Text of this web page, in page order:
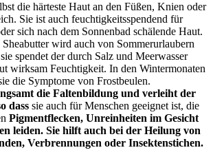
die härteste Haut an den Füßen, Knien oder
Sie ist auch feuchtigkeitsspendend für
sich nach dem Sonnenbad schälende Haut.
wird auch von Sommerurlaubern
spendet der durch Salz und Meerwasser
wirksam Feuchtigkeit. In den Wintermonaten
die Symptome von Frostbeulen.
die Faltenbildung und verleiht der
dass sie auch für Menschen geeignet ist, die
Pigmentflecken, Unreinheiten im Gesicht
leiden. Sie hilft auch bei der Heilung von
Verbrennungen oder Insektenstichen.